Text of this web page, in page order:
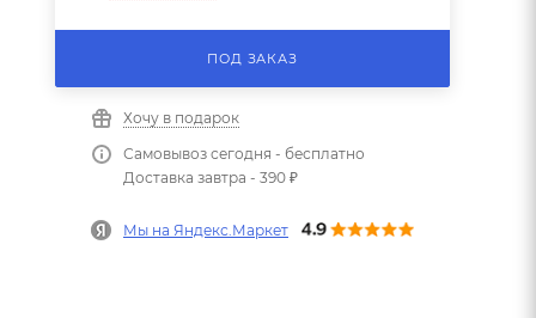
ПОД ЗАКАЗ
Хочу в подарок
Самовывоз сегодня - бесплатно
Доставка завтра - 390 ₽
Мы на Яндекс.Маркет